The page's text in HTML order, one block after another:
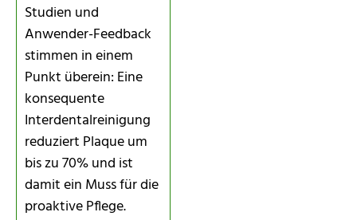
Studien und
Anwender-Feedback
stimmen in einem
Punkt überein: Eine
konsequente
Interdentalreinigung
reduziert Plaque um
bis zu 70% und ist
damit ein Muss für die
proaktive Pflege.